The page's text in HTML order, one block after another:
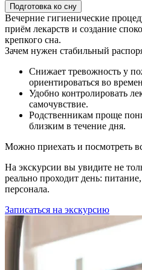
Подготовка ко сну
Вечерние гигиенические
приём лекарств и создание
крепкого сна.
Зачем нужен стабильный
Снижает тревожность у
ориентироваться во
Удобно контролировать
самочувствие.
Родственникам проще
близким в течение дня.
Можно приехать и посмотреть
На экскурсии вы увидите не
реально проходит день:
персонала.
Записаться на экскурсию